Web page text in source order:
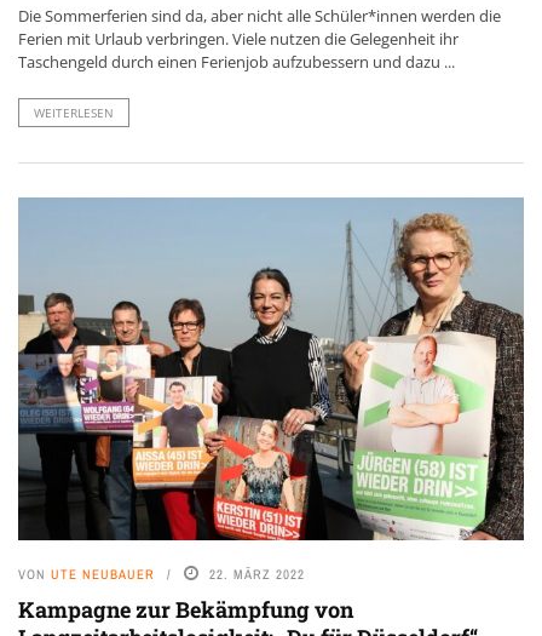
Die Sommerferien sind da, aber nicht alle Schüler*innen werden die
Ferien mit Urlaub verbringen. Viele nutzen die Gelegenheit ihr
Taschengeld durch einen Ferienjob aufzubessern und dazu ...
WEITERLESEN
VON UTE NEUBAUER 22. MÄRZ 2022
Kampagne zur Bekämpfung von